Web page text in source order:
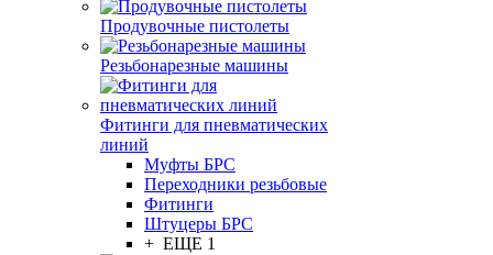
Продувочные пистолеты
Резьбонарезные машины
Фитинги для пневматических
линий
Муфты БРС
Переходники резьбовые
Фитинги
Штуцеры БРС
+ ЕЩЕ 1